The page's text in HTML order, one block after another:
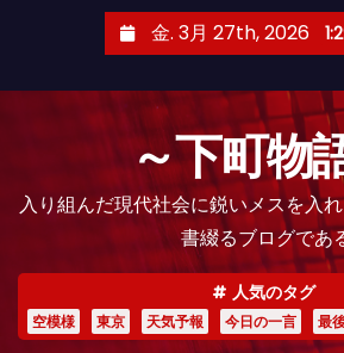
金. 3月 27th, 2026
～下町物
入り組んだ現代社会に鋭いメスを入
書綴るブログであ
人気のタグ
空模様 東京 天気予報 今日の一言 最